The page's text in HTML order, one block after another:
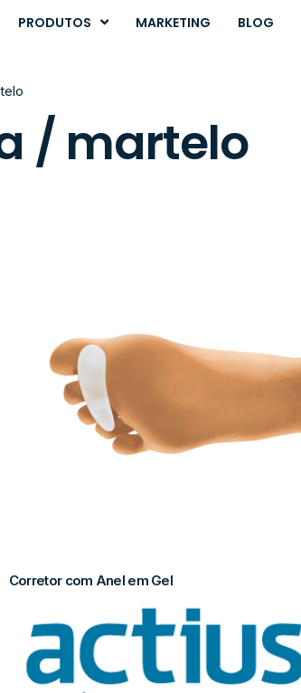
PRODUTOS MARKETING BLOG
/ martelo
Corretor com Anel em Gel